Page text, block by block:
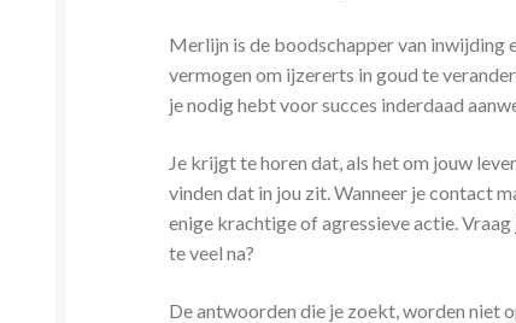
Merlijn is de boodschapper van inwijding
vermogen om ijzererts in goud te
je nodig hebt voor succes inderdaad
Je krijgt te horen dat, als het om jouw
vinden dat in jou zit. Wanneer je contact
enige krachtige of agressieve actie.
te veel na?
De antwoorden die je zoekt, worden niet